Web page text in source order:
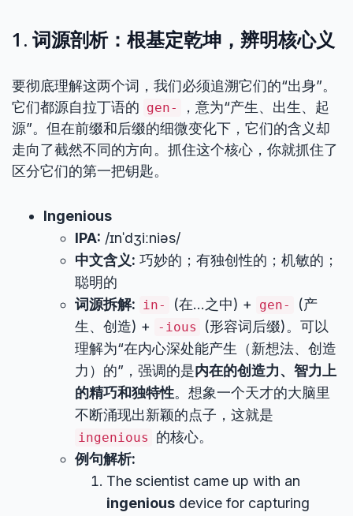
1. 词源剖析：根基定乾坤，辨明核心义
要彻底理解这两个词，我们必须追溯它们的“出身”。
它们都源自拉丁语的 gen-
，意为“产生、出生、起
源”。但在前缀和后缀的细微变化下，它们的含义却
走向了截然不同的方向。抓住这个核心，你就抓住了
区分它们的第一把钥匙。
Ingenious
IPA: /ɪnˈdʒiːniəs/
中文含义: 巧妙的；有独创性的；机敏的；
聪明的
词源拆解: in- (在…之中) + gen-
(产
生、创造) +
-ious
(形容词后缀)。可以
理解为“在内心深处能产生（新想法、创造
力）的”，强调的是内在的创造力、智力上
的精巧和独特性。想象一个天才的大脑里
不断涌现出新颖的点子，这就是
ingenious
的核心。
例句解析:
The scientist came up with an
ingenious device for capturing